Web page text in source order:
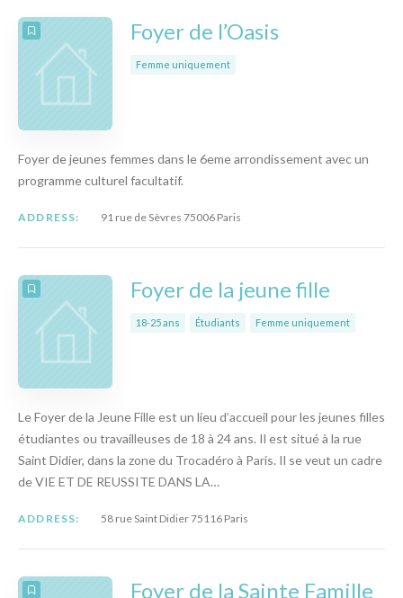
Foyer de l’Oasis
Femme uniquement
Foyer de jeunes femmes dans le 6eme arrondissement avec un
programme culturel facultatif.
ADDRESS: 91 rue de Sèvres 75006 Paris
Foyer de la jeune fille
18-25 ans Étudiants Femme uniquement
Le Foyer de la Jeune Fille est un lieu d’accueil pour les jeunes filles
étudiantes ou travailleuses de 18 à 24 ans. Il est situé à la rue
Saint Didier, dans la zone du Trocadéro à Paris. Il se veut un cadre
de VIE ET DE REUSSITE DANS LA…
ADDRESS: 58 rue Saint Didier 75116 Paris
Foyer de la Sainte Famille